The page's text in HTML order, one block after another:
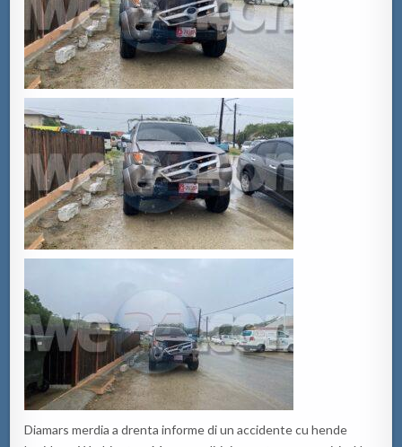
Diamars merdia a drenta informe di un accidente cu hende